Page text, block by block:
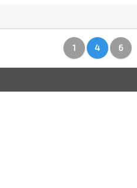
1 4 6